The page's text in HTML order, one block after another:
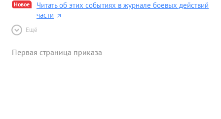
Новое
Читать об этих событиях в журнале боевых действий
части
Ещё
Первая страница приказа